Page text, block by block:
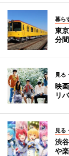
暮ら
東
分
見る
映
リ
見る
渋
や